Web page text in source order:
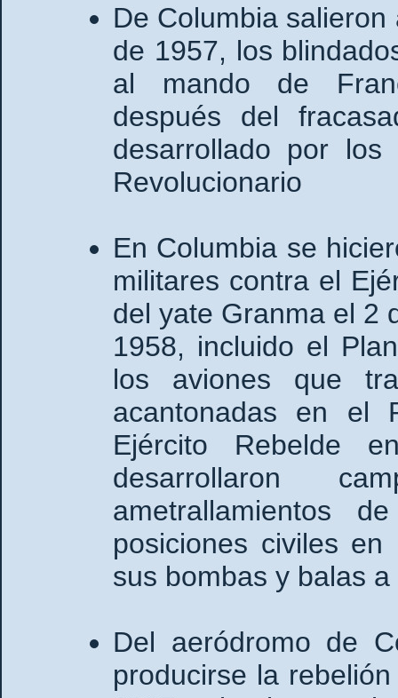
De Columbia
de 1957, los
al mando de
después del
desarrollado por los
Revolucionario
En Columbia se
militares contra el
del yate Granma el 2
1958, incluido el
los aviones que
acantonadas en el
Ejército Rebelde
desarrollaron
ametrallamientos
posiciones civiles
sus bombas y balas
Del aeródromo de
producirse la